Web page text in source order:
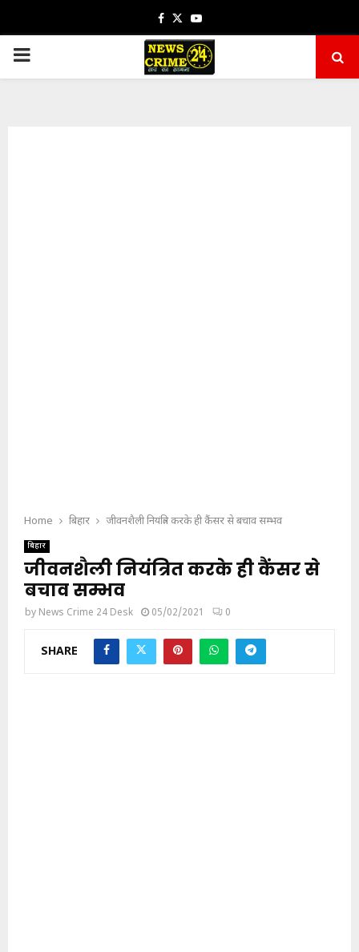
Facebook
TwitterYoutube
PRIMARY
Home बिहार जीवनशैली नियंत्रित करके ही कैंसर से बचाव सम्भव
बिहार
जीवनशैली नियंत्रित करके ही कैंसर से
बचाव सम्भव
by News Crime 24 Desk 05/02/2021 0
SHARE